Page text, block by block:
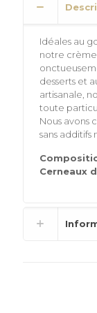
Idéales au
notre
desserts et
artisanale,
toute
Nous avons
sans additifs
Cerneaux